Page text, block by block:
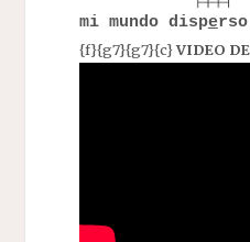
mi mundo dispe
{f}{g7}{g7}{c}VIDEO